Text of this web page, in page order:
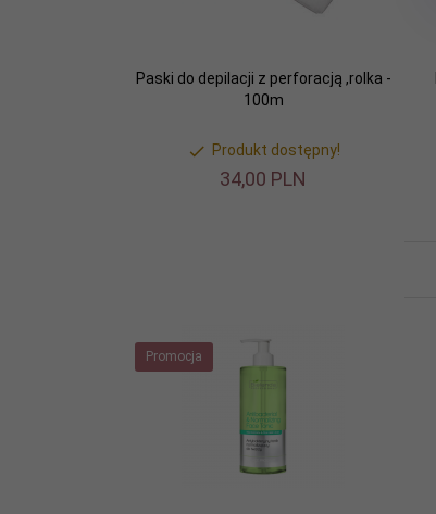
Paski do depilacji z perforacją ,rolka -
100m
Produkt dostępny!
34,00 PLN
Promocja